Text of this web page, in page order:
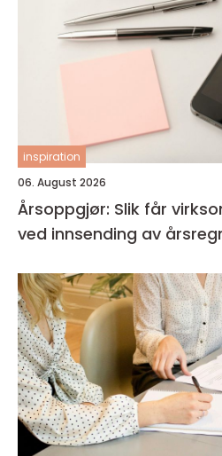
inspiration
06. August 2026
Årsoppgjør: Slik får
ved innsending av